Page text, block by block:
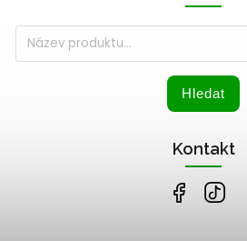
Hledat
Kontakt